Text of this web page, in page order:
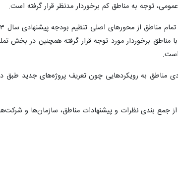
توجه به مناطق کم برخوردار مدنظر قرار گرفته است.
مناطق برخوردار مورد توجه قرار گرفته همچنین در بخش
است.
مناطق به رویکردهایی چون تعریف پروژه‌های جدید طبق
جمع بندی نظرات و پیشنهادات مناطق، سازمان‌ها و